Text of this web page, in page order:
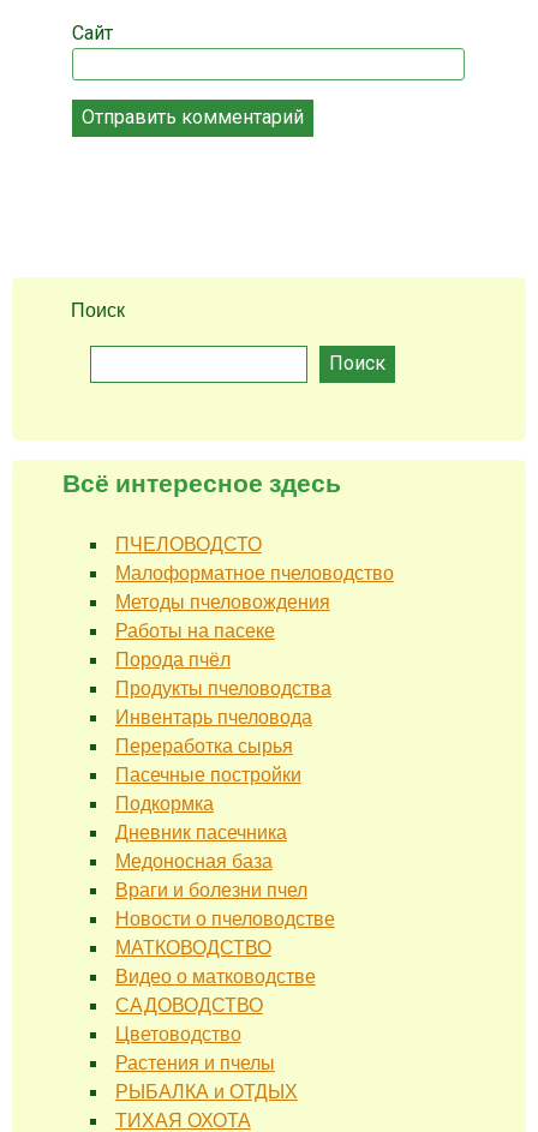
Сайт
Поиск
Поиск
Всё интересное здесь
ПЧЕЛОВОДСТО
Малоформатное пчеловодство
Методы пчеловождения
Работы на пасеке
Порода пчёл
Продукты пчеловодства
Инвентарь пчеловода
Переработка сырья
Пасечные постройки
Подкормка
Дневник пасечника
Медоносная база
Враги и болезни пчел
Новости о пчеловодстве
МАТКОВОДСТВО
Видео о матководстве
САДОВОДСТВО
Цветоводство
Растения и пчелы
РЫБАЛКА и ОТДЫХ
ТИХАЯ ОХОТА